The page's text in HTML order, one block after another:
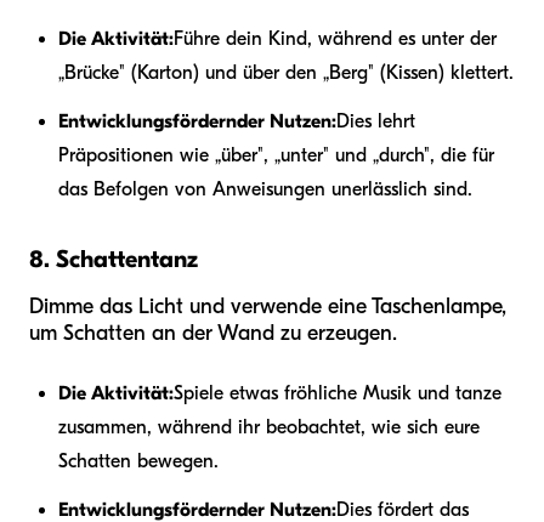
Die Aktivität:Führe dein Kind, während es unter der
„Brücke" (Karton) und über den „Berg" (Kissen) klettert.
Entwicklungsfördernder Nutzen:Dies lehrt
Präpositionen wie „über", „unter" und „durch", die für
das Befolgen von Anweisungen unerlässlich sind.
8. Schattentanz
Dimme das Licht und verwende eine Taschenlampe,
um Schatten an der Wand zu erzeugen.
Die Aktivität:Spiele etwas fröhliche Musik und tanze
zusammen, während ihr beobachtet, wie sich eure
Schatten bewegen.
Entwicklungsfördernder Nutzen:Dies fördert das